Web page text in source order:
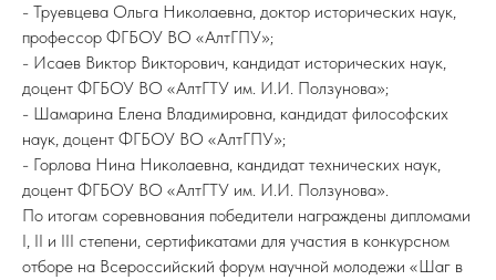
- Труевцева Ольга Николаевна, доктор исторических наук,
профессор ФГБОУ ВО «АлтГПУ»;
- Исаев Виктор Викторович, кандидат исторических наук,
доцент ФГБОУ ВО «АлтГТУ им. И.И. Ползунова»;
- Шамарина Елена Владимировна, кандидат философских
наук, доцент ФГБОУ ВО «АлтГПУ»;
- Горлова Нина Николаевна, кандидат технических наук,
доцент ФГБОУ ВО «АлтГТУ им. И.И. Ползунова».
По итогам соревнования победители награждены дипломами
I, II и III степени, сертификатами для участия в конкурсном
отборе на Всероссийский форум научной молодежи «Шаг в